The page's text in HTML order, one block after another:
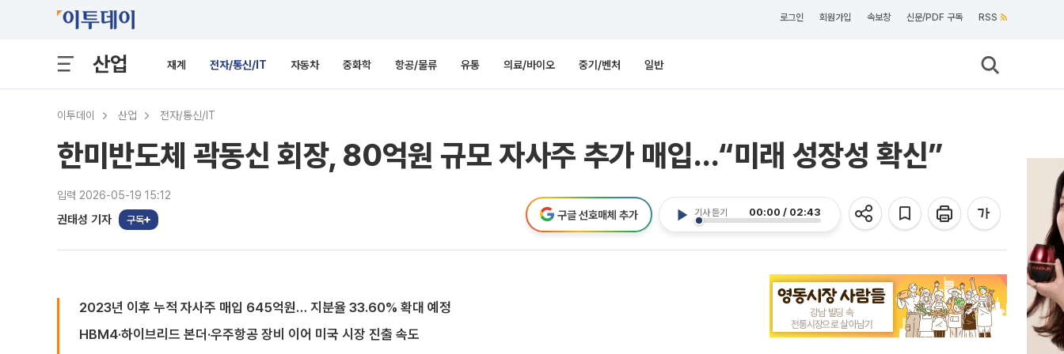
로그인 회원가입 속보창 신문/PDF 구독 RSS
산업 재계 전자/통신/IT 자동차 중화학 항공/물류 유통 의료/바이오 중기/벤처 일반
이투데이 산업 전자/통신/IT
한미반도체 곽동신 회장, 80억원 규모 자사주 추가 매입…“미래 성장성 확신”
입력 2026-05-19 15:12
권태성 기자 구독
기사 듣기 00:00 / 02:43
구글 선호매체 추가
2023년 이후 누적 자사주 매입 645억원… 지분율 33.60% 확대 예정
HBM4·하이브리드 본더·우주항공 장비 이어 미국 시장 진출 속도